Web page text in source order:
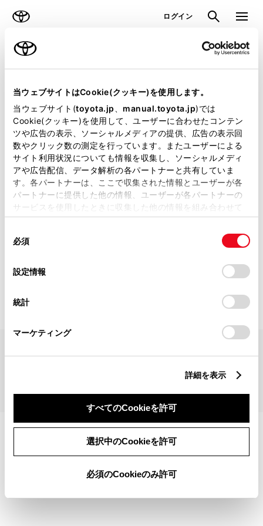
当ウェブサイトはCookie(クッキー)を使用します。
当ウェブサイト(toyota.jp manual.toyota.jp)では
Cookie(クッキー)を使用して、ユーザーに合わせたコンテン
ツや広告の表示、ソーシャルメディアの提供、広告の表示回
数やクリック数の測定を行っています。またユーザーによる
サイト利用状況についても情報を収集し、ソーシャルメディ
アや広告配信、データ解析の各パートナーと共有していま
す。各パートナーは、ここで収集された情報とユーザーが各
パートナーに提供した他の情報、ユーザーが各パートナーの
サービスを使用したときに収集した他の情報を組み合わせて
使用することがあります。当ウェブサイトの使用を続行する
デバイスにすべてのCookie(クッキー)が保存されることに同
意したことになります。Cookie(クッキー)のオプトアウト、
設定の変更、同意を撤回したりするにあたっては、当社の
「Cookie（クッキー）情報の取り扱いについて
」をご覧くだ
必須
設定情報
統計
マーケティング
詳細を表示
すべてのCookieを許可
選択中のCookieを許可
必須のCookieのみ許可
ログイン 検索 メニュ
ラインアップ トピックス
見積りシミュレーション
見積りシミュレーションのデータが
正常に取得できませんでした。
詳しくは販売店までお問合せくださ
い。
（2-7-4）
見積りシミュレーショントップへ
TOYOTAアカウント利用規約反社会的勢力に対する基本方針企業情報
©1995-2026 TOYOTA MOTOR CORPORATION. ALL RIGHTS RESERVED.